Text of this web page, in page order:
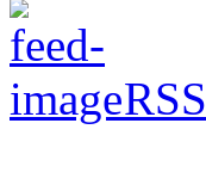
RSS